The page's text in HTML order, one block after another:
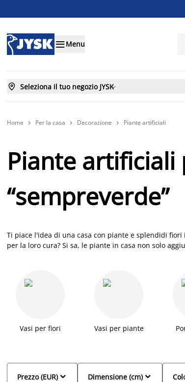
Menu
 Seleziona il tuo negozio JYSK
Home  Per la casa  Decorazione  Piante artificiali
Piante artificiali
“sempreverde”
Ti piace l'idea di una casa con piante e splendidi
per la loro cura? Si sa, le piante in casa non solo
piante artificiali! Per coloro che preferiscono
l'anno. La nuova collezione JYSK ti propone piante
Vasi per fiori Vasi per piante

Prezzo (EUR) 
Dimensione (cm)